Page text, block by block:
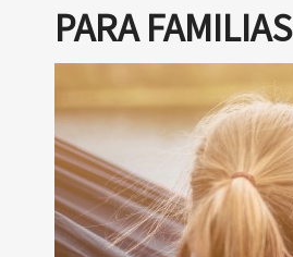
PARA FAMILIAS